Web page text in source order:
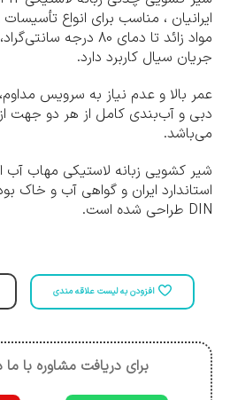
ایرانیان ، مناسب برای انواع
مواد زائد تا دمای 80
جریان سیال کاربرد دارد.
عمر بالا و عدم نیاز به سرویس
دبی و آب‌بندی کامل از هر دو جهت
می‌باشد.
شیر کشویی زبانه لاستیکی مهاب آب
استاندارد ایران و گواهی آب و خاک
DIN طراحی شده است.
افزودن به لیست علاقه مندی
برای دریافت مشاوره با ما